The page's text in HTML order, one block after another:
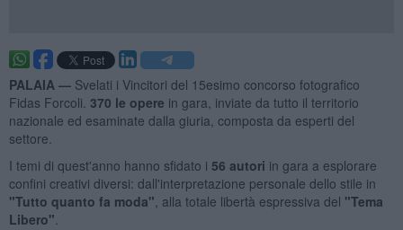
PALAIA — Svelati i Vincitori del 15esimo concorso fotografico
Fidas Forcoli. 370 le opere in gara, inviate da tutto il territorio
nazionale ed esaminate dalla giuria, composta da esperti del
settore.
I temi di quest'anno hanno sfidato i 56 autori in gara a esplorare
confini creativi diversi: dall'interpretazione personale dello stile in
"Tutto quanto fa moda" , alla totale libertà espressiva del "Tema
Libero"